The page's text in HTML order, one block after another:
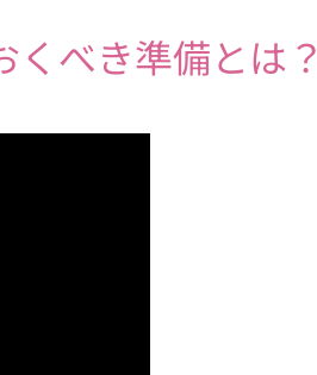
くべき準備とは？